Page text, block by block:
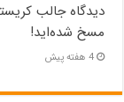
دیدگاه جالب
مسخ‌ شده‌اید!
4 هفته پیش